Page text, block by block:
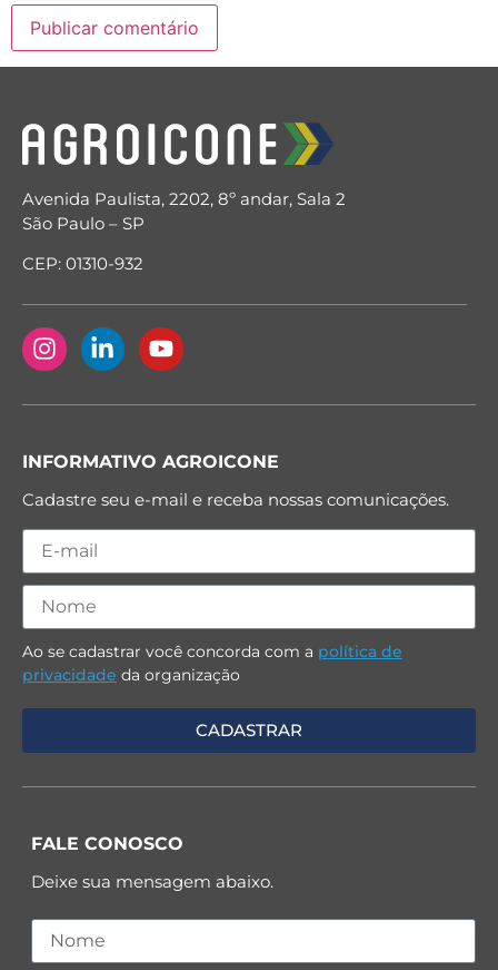
Avenida Paulista, 2202, 8º andar, Sala 2
São Paulo – SP
CEP: 01310-932
INFORMATIVO AGROICONE
Cadastre seu e-mail e receba nossas comunicações.
Ao se cadastrar você concorda com a política de
privacidade da organização
FALE CONOSCO
Deixe sua mensagem abaixo.